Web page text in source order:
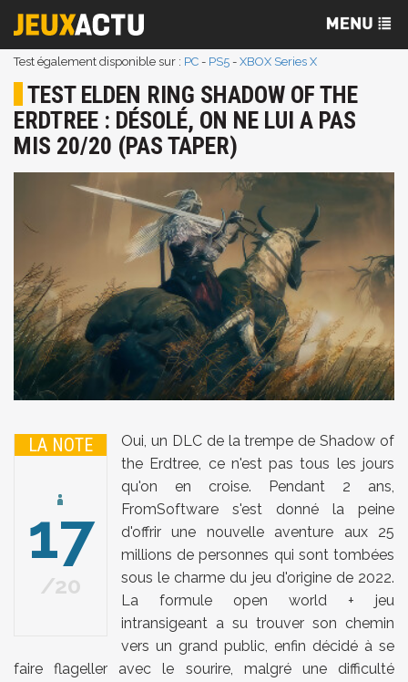
Test également disponible sur : PC - PS5 - XBOX Series X
TEST ELDEN RING SHADOW OF THE
ERDTREE : DÉSOLÉ, ON NE LUI A PAS
MIS 20/20 (PAS TAPER)
LA NOTE
17
20
Oui, un DLC de la trempe de Shadow of
the Erdtree, ce n'est pas tous les jours
qu'on en croise. Pendant 2 ans,
FromSoftware s'est donné la peine
d'offrir une nouvelle aventure aux 25
millions de personnes qui sont tombées
sous le charme du jeu d'origine de 2022.
La formule open world + jeu
intransigeant a su trouver son chemin
vers un grand public, enfin décidé à se
faire flageller avec le sourire, malgré une difficulté